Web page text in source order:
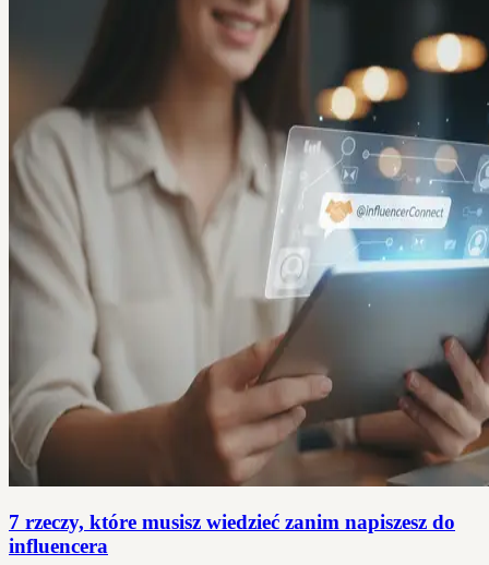
7 rzeczy, które musisz wiedzieć zanim napiszesz do
influencera